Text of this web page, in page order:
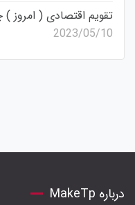
تقویم اقتصادی ( امروز )
2023/05/10
درباره MakeTp